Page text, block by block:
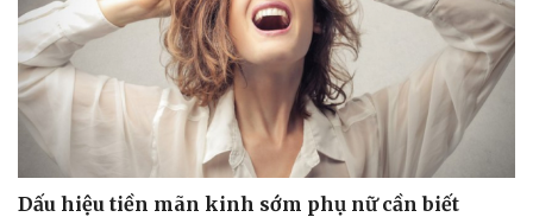
Dấu hiệu tiền mãn kinh sớm phụ nữ cần biết